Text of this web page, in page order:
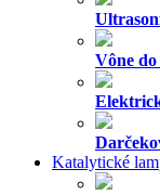
Vône
Katalytické